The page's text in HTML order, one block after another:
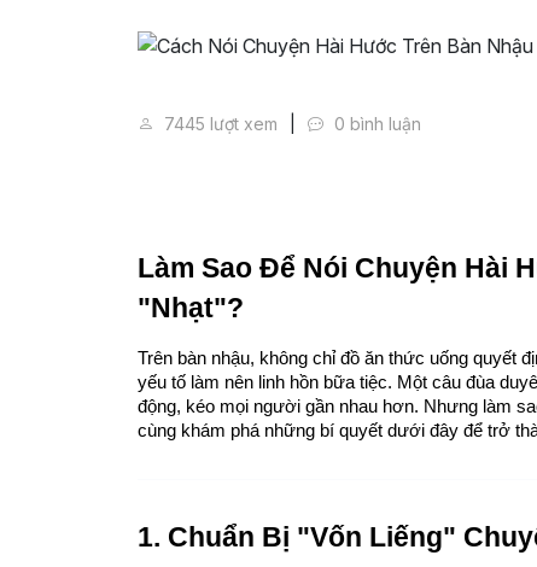
Cách Nói Chuyện Hài Hước
7445 lượt xem 0 bình luận
Làm Sao Để Nói Chuyện Hài
"Nhạt"?
Trên bàn nhậu, không chỉ đồ ăn thức uống quyết
yếu tố làm nên linh hồn bữa tiệc. Một câu đùa
động, kéo mọi người gần nhau hơn. Nhưng làm
cùng khám phá những bí quyết dưới đây để trở
1. Chuẩn Bị "Vốn Liếng"